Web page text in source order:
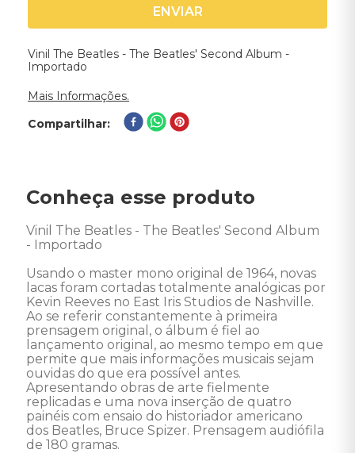
ENVIAR
Vinil The Beatles - The Beatles' Second Album -
Importado
Mais Informações.
Compartilhar
Conheça esse produto
Vinil The Beatles - The Beatles' Second Album
- Importado
Usando o master mono original de 1964, novas
lacas foram cortadas totalmente analógicas por
Kevin Reeves no East Iris Studios de Nashville.
Ao se referir constantemente à primeira
prensagem original, o álbum é fiel ao
lançamento original, ao mesmo tempo em que
permite que mais informações musicais sejam
ouvidas do que era possível antes.
Apresentando obras de arte fielmente
replicadas e uma nova inserção de quatro
painéis com ensaio do historiador americano
dos Beatles, Bruce Spizer. Prensagem audiófila
de 180 gramas.